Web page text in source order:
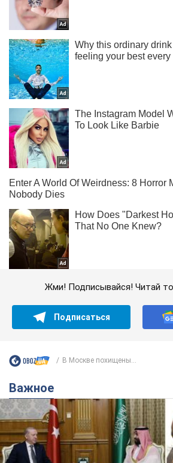
Жми! Подписывайся! Читай
Подписаться
В Москве похищены...
Важное